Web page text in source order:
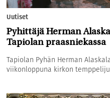
Uutiset
Pyhittäjä Herman
Tapiolan praasniekassa
Tapiolan Pyhän Herman
viikonloppuna kirkon